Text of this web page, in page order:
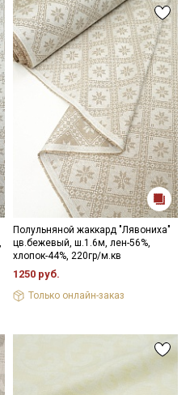
Полульняной жаккард "Лявониха"
цв.бежевый, ш.1.6м, лен-56%,
хлопок-44%, 220гр/м.кв
1250 руб.
Только онлайн-заказ